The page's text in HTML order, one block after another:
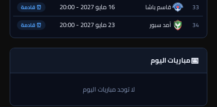
33 قاسم باشا 16 مايو 2027 - 20:00 ⏰ قادمة
34 آمد سبور 23 مايو 2027 - 20:00 ⏰ قادمة
📅مباريات اليوم
لا توجد مباريات اليوم